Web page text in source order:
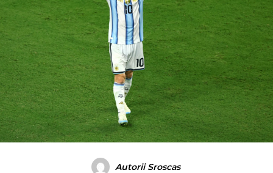
Autorii Sroscas